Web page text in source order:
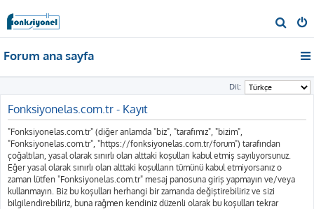
r
Forum ana sayfa
Dil:
Fonksiyonelas.com.tr - Kayıt
"Fonksiyonelas.com.tr" (diğer anlamda "biz", "tarafımız", "bizim",
"Fonksiyonelas.com.tr", "https://fonksiyonelas.com.tr/forum") tarafından
çoğaltılan, yasal olarak sınırlı olan alttaki koşulları kabul etmiş sayılıyorsunuz.
Eğer yasal olarak sınırlı olan alttaki koşulların tümünü kabul etmiyorsanız o
zaman lütfen "Fonksiyonelas.com.tr" mesaj panosuna giriş yapmayın ve/veya
kullanmayın. Biz bu koşulları herhangi bir zamanda değiştirebiliriz ve sizi
bilgilendirebiliriz, buna rağmen kendiniz düzenli olarak bu koşulları tekrar